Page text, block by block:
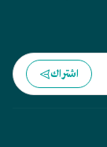
اشتراك